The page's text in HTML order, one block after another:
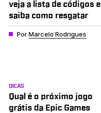
veja a lista de códigos e
saiba como resgatar
PorMarcelo Rodrigues
DICAS
Qual é o próximo jogo
grátis da Epic Games